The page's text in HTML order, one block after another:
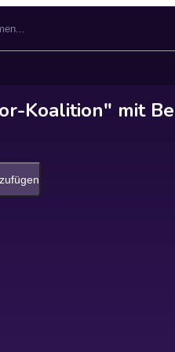
Koalition" mit